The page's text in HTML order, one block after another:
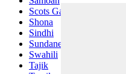
Scots Gaelic
Shona
Sindhi
Sundanese
Swahili
Tajik